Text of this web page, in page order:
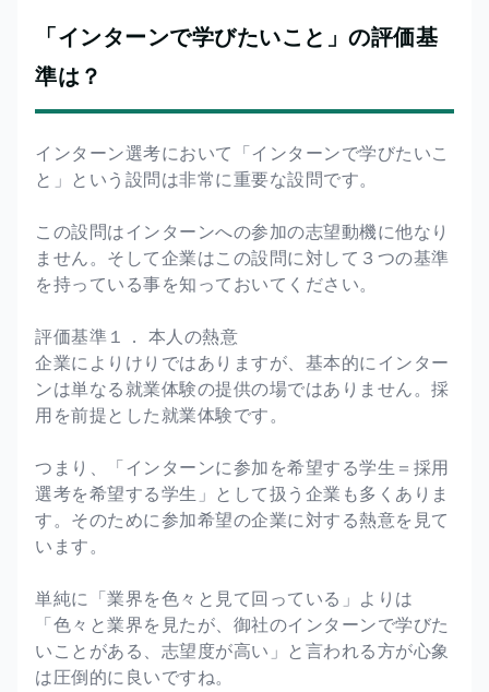
「インターンで学びたいこと」の評価基
準は？
インターン選考において「インターンで学びたいこ
と」という設問は非常に重要な設問です。
この設問はインターンへの参加の志望動機に他なり
ません。そして企業はこの設問に対して３つの基準
を持っている事を知っておいてください。
評価基準１． 本人の熱意
企業によりけりではありますが、基本的にインター
ンは単なる就業体験の提供の場ではありません。採
用を前提とした就業体験です。
つまり、「インターンに参加を希望する学生＝採用
選考を希望する学生」として扱う企業も多くありま
す。そのために参加希望の企業に対する熱意を見て
います。
単純に「業界を色々と見て回っている」よりは
「色々と業界を見たが、御社のインターンで学びた
いことがある、志望度が高い」と言われる方が心象
は圧倒的に良いですね。